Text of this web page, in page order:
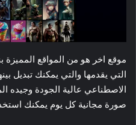
موقع اخر هو من المواقع
التي يقدمها والتي يمكنك تبديل
صورة مجانية كل يوم يمكنك